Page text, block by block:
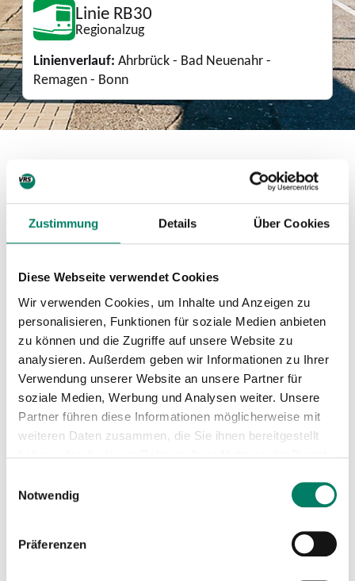
Zustimmung Details Über Cookies
Diese Webseite verwendet Cookies
Wir verwenden Cookies, um Inhalte und Anzeigen zu
personalisieren, Funktionen für soziale Medien anbieten
zu können und die Zugriffe auf unsere Website zu
analysieren. Außerdem geben wir Informationen zu Ihrer
Verwendung unserer Website an unsere Partner für
soziale Medien, Werbung und Analysen weiter. Unsere
Partner führen diese Informationen möglicherweise mit
weiteren Daten zusammen, die Sie ihnen bereitgestellt
Notwendig
Präferenzen
Linie RB30
Regionalzug
Linienverlauf: Ahrbrück - Bad Neuenahr -
Remagen - Bonn
Aktuelle Fahrplanänderungen
13.07.2026, 19:45 - 04.09.2026, 01:20,
Teilausfall zwischen Ahrbrück und
Remagen/Bonn Hbf
10.07.2026, 05:00 - 13.12.2026, 03:00,
Remagen
Download
PDF10.9 MIB
Linienkarte
PDF214 KIB
Betreiber